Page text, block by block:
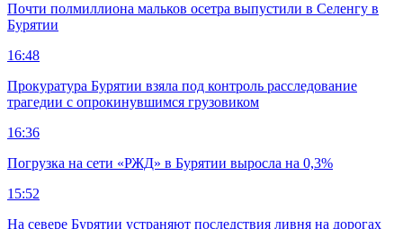
Почти полмиллиона мальков осетра выпустили в Селенгу в
Бурятии
16:48
Прокуратура Бурятии взяла под контроль расследование
трагедии с опрокинувшимся грузовиком
16:36
Погрузка на сети «РЖД» в Бурятии выросла на 0,3%
15:52
На севере Бурятии устраняют последствия ливня на дорогах